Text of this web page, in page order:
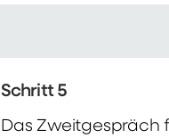
Schritt 5
Das Zweitgespräch